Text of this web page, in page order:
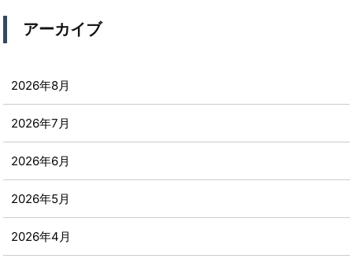
アーカイブ
2026年8月
2026年7月
2026年6月
2026年5月
2026年4月